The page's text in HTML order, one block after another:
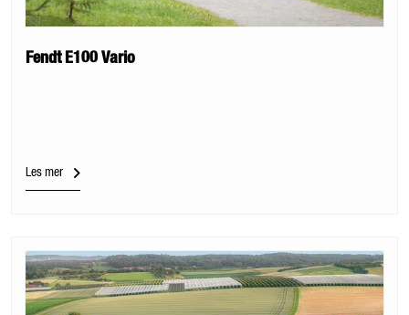
Fendt E100 Vario
Les mer